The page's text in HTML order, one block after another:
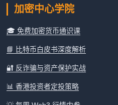
加密中心学院
🎓 免费加密货币通识课
📘 比特币白皮书深度解析
🔐 反诈骗与资产保护实战
📊 香港投资者定投策略